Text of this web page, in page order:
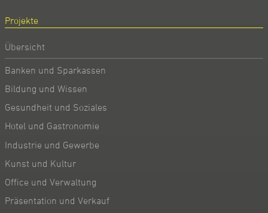
Projekte
Übersicht
Banken und Sparkassen
Bildung und Wissen
Gesundheit und Soziales
Hotel und Gastronomie
Industrie und Gewerbe
Kunst und Kultur
Office und Verwaltung
Präsentation und Verkauf